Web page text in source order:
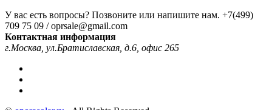
У вас есть вопросы? Позвоните или напишите нам. +7(499)
709 75 09 / oprsale@gmail.com
Контактная информация
г.Москва, ул.Братиславская, д.6, офис 265